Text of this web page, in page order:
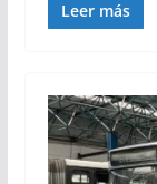
Leer más